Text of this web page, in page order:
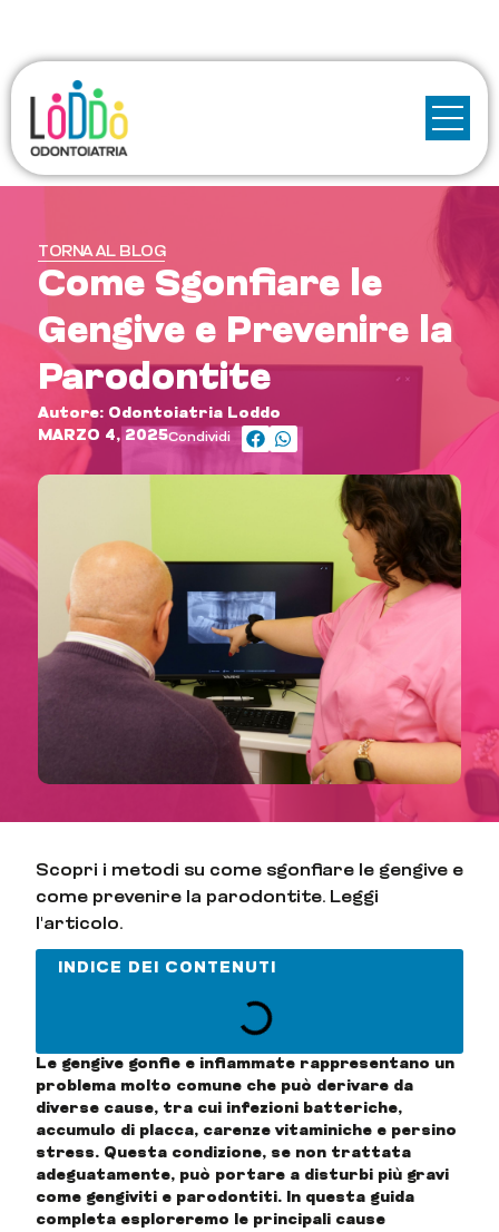
TORNA AL BLOG
Come Sgonfiare le
Gengive e Prevenire la
Parodontite
Autore: Odontoiatria Loddo
MARZO 4, 2025Condividi
Scopri i metodi su come sgonfiare le gengive e
come prevenire la parodontite. Leggi
l'articolo.
INDICE DEI CONTENUTI
Le gengive gonfie e infiammate rappresentano un
problema molto comune che può derivare da
diverse cause, tra cui infezioni batteriche,
accumulo di placca, carenze vitaminiche e persino
stress. Questa condizione, se non trattata
adeguatamente, può portare a disturbi più gravi
come gengiviti e parodontiti. In questa guida
completa esploreremo le principali cause